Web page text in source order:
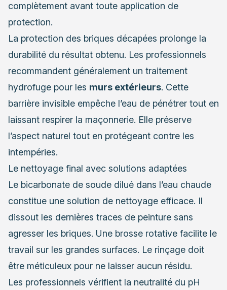
complètement avant toute application de
protection.
La protection des briques décapées prolonge la
durabilité du résultat obtenu. Les professionnels
recommandent généralement un traitement
hydrofuge pour les murs extérieurs. Cette
barrière invisible empêche l’eau de pénétrer tout en
laissant respirer la maçonnerie. Elle préserve
l’aspect naturel tout en protégeant contre les
intempéries.
Le nettoyage final avec solutions adaptées
Le bicarbonate de soude dilué dans l’eau chaude
constitue une solution de nettoyage efficace. Il
dissout les dernières traces de peinture sans
agresser les briques. Une brosse rotative facilite le
travail sur les grandes surfaces. Le rinçage doit
être méticuleux pour ne laisser aucun résidu.
Les professionnels vérifient la neutralité du pH